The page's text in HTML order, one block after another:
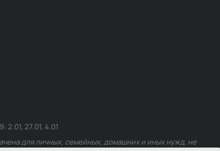
27.01, 4.01
для личных, семейных, домашних и иных нужд, не